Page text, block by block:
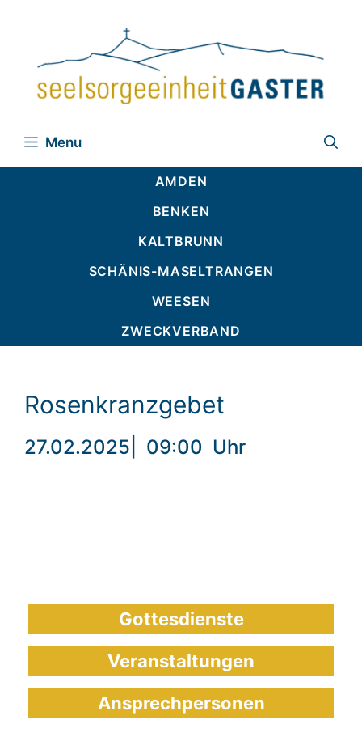
Menu
AMDEN
BENKEN
KALTBRUNN
SCHÄNIS-MASELTRANGEN
WEESEN
ZWECKVERBAND
Rosenkranzgebet
27.02.2025 09:00 Uhr
Gottesdienste
Veranstaltungen
Ansprechpersonen